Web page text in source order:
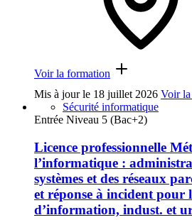
Voir la formation
Mis à jour le 18 juillet 2026 Voir
Sécurité informatique
Entrée Niveau 5 (Bac+2)
Licence professionnelle
l’informatique :
systèmes et des réseaux
et réponse à incident pour
d’information, indust. et